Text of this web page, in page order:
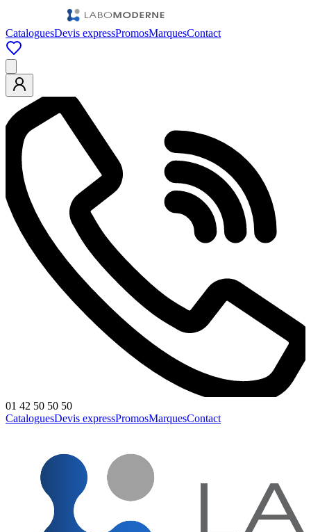
CataloguesDevis expressPromosMarquesContact
01 42 50 50 50
CataloguesDevis expressPromosMarquesContact